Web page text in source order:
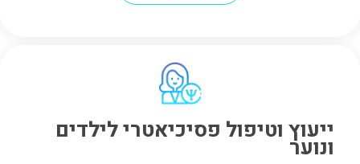
ייעוץ וטיפול פסיכיאטרי לילדים
ונוער